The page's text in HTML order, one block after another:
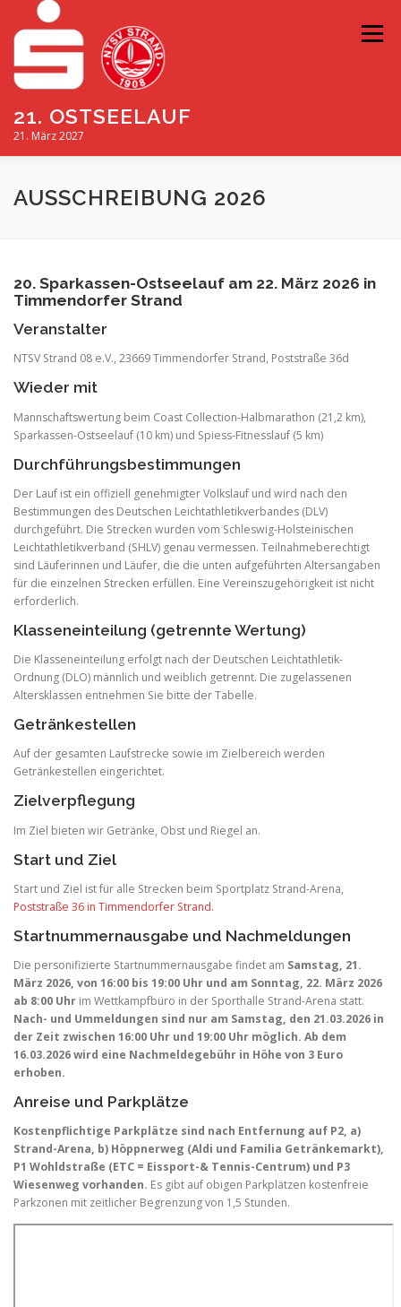
Inhalt
springen
21. OSTSEELAUF
21. März 2027
Menü
ANMELDUNG TEILNEHMERINFOS
NTSV STRAND 08
AUSSCHREIBUNG 2026
20. Sparkassen-Ostseelauf am 22. März 2026 in
Timmendorfer Strand
Veranstalter
NTSV Strand 08 e.V., 23669 Timmendorfer Strand, Poststraße 36d
Wieder mit
Mannschaftswertung beim Coast Collection-Halbmarathon (21,2 km),
Sparkassen-Ostseelauf (10 km) und Spiess-Fitnesslauf (5 km)
Durchführungsbestimmungen
Der Lauf ist ein offiziell genehmigter Volkslauf und wird nach den
Bestimmungen des Deutschen Leichtathletikverbandes (DLV)
durchgeführt. Die Strecken wurden vom Schleswig-Holsteinischen
Leichtathletikverband (SHLV) genau vermessen. Teilnahmeberechtigt
sind Läuferinnen und Läufer, die die unten aufgeführten Altersangaben
für die einzelnen Strecken erfüllen. Eine Vereinszugehörigkeit ist nicht
erforderlich.
Klasseneinteilung (getrennte Wertung)
Die Klasseneinteilung erfolgt nach der Deutschen Leichtathletik-
Ordnung (DLO) männlich und weiblich getrennt. Die zugelassenen
Altersklassen entnehmen Sie bitte der Tabelle.
Getränkestellen
Auf der gesamten Laufstrecke sowie im Zielbereich werden
Getränkestellen eingerichtet.
Zielverpflegung
Im Ziel bieten wir Getränke, Obst und Riegel an.
Start und Ziel
Start und Ziel ist für alle Strecken beim Sportplatz Strand-Arena,
Poststraße 36 in Timmendorfer Strand.
Startnummernausgabe und Nachmeldungen
Die personifizierte Startnummernausgabe findet am Samstag, 21.
März 2026, von 16:00 bis 19:00 Uhr und am Sonntag, 22. März 2026
ab 8:00 Uhr im Wettkampfbüro in der Sporthalle Strand-Arena statt.
Nach- und Ummeldungen sind nur am Samstag, den 21.03.2026 in
der Zeit zwischen 16:00 Uhr und 19:00 Uhr möglich. Ab dem
16.03.2026 wird eine Nachmeldegebühr in Höhe von 3 Euro
erhoben.
Anreise und Parkplätze
Kostenpflichtige Parkplätze sind nach Entfernung auf P2, a)
Strand-Arena, b) Höppnerweg (Aldi und Familia Getränkemarkt),
P1 Wohldstraße (ETC = Eissport-& Tennis-Centrum) und P3
Wiesenweg vorhanden. Es gibt auf obigen Parkplätzen kostenfreie
Parkzonen mit zeitlicher Begrenzung von 1,5 Stunden.